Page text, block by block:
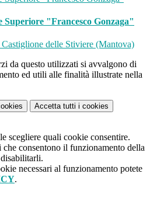
"Francesco Gonzaga"
delle Stiviere (Mantova)
da questo utilizzati si avvalgono di
ed utili alle finalità illustrate nella
Accetta tutti i cookies
scegliere quali cookie consentire.
consentono il funzionamento della
necessari al funzionamento potete
.